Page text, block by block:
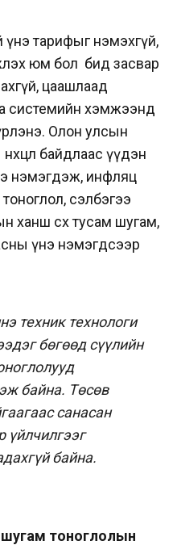
тарифыг нэмэхгүй,
юм бол бид засвар
цаашлаад
системийн хэмжээнд
Олон улсын
байдлаас үүдэн
нэмэгдэж, инфляц
тоноглол, сэлбэгээ
ханш өсөх тусам шугам,
үнэ нэмэгдсээр
техник технологи
бөгөөд сүүлийн
байна. Төсөв
санасан
үйлчилгээг
байна.
шугам тоноглолын